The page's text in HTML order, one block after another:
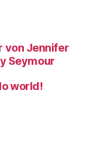
von Jennifer
Seymour
world!